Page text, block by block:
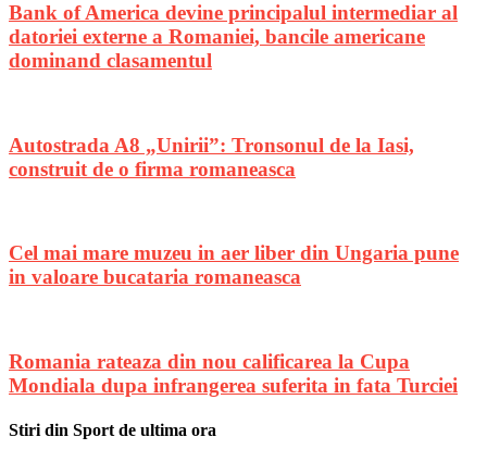
Bank of America devine principalul intermediar al
datoriei externe a Romaniei, bancile americane
dominand clasamentul
Autostrada A8 „Unirii”: Tronsonul de la Iasi,
construit de o firma romaneasca
Cel mai mare muzeu in aer liber din Ungaria pune
in valoare bucataria romaneasca
Romania rateaza din nou calificarea la Cupa
Mondiala dupa infrangerea suferita in fata Turciei
Stiri din Sport de ultima ora